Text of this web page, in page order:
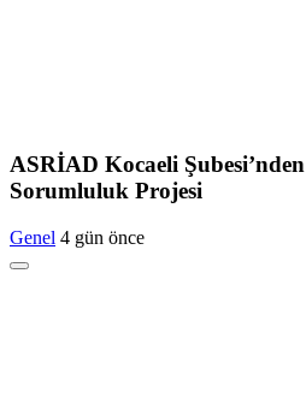
ASRİAD Kocaeli
Sorumluluk Projesi
Genel 4 gün önce